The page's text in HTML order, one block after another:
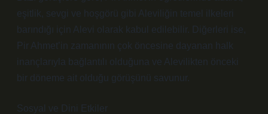
eşitlik, sevgi ve hoşgörü gibi Aleviliğin temel ilkeleri
barındığı için Alevi olarak kabul edilebilir. Diğerleri ise,
Pir Ahmet’in zamanının çok öncesine dayanan halk
inançlarıyla bağlantılı olduğuna ve Alevilikten önceki
bir döneme ait olduğu görüşünü savunur.
Sosyal ve Dini Etkiler